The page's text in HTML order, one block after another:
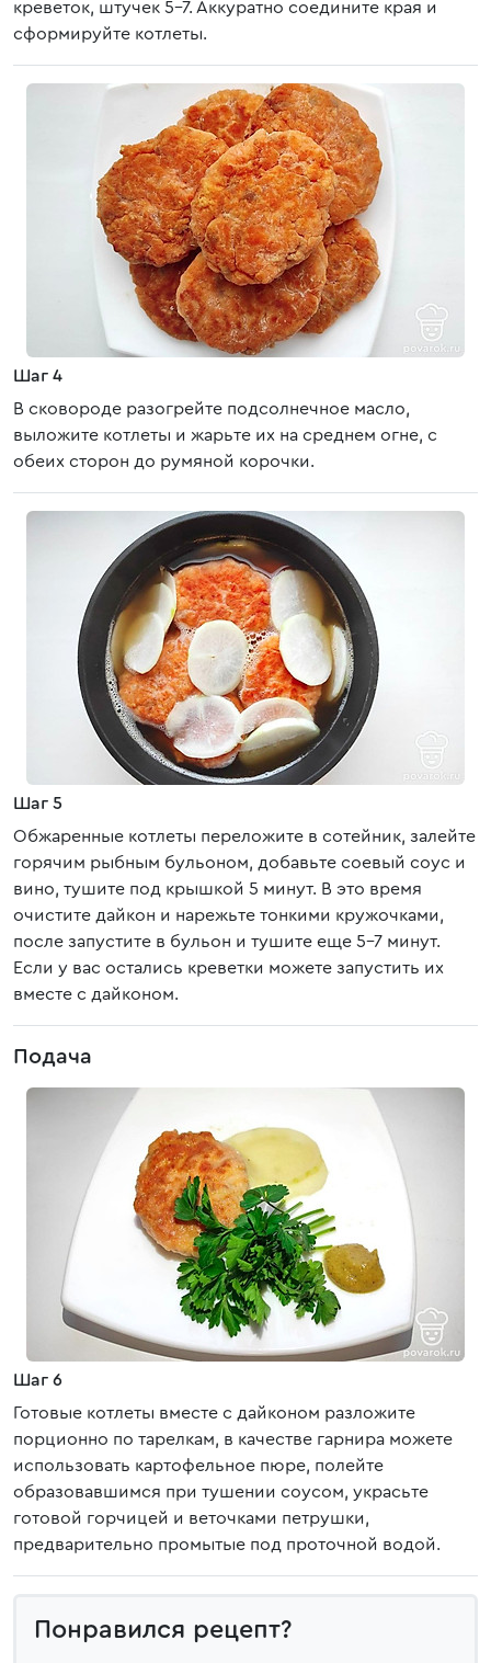
креветок, штучек 5-7. Аккуратно соедините края и
сформируйте котлеты.
Шаг 4
В сковороде разогрейте подсолнечное масло,
выложите котлеты и жарьте их на среднем огне, с
обеих сторон до румяной корочки.
Шаг 5
Обжаренные котлеты переложите в сотейник, залейте
горячим рыбным бульоном, добавьте соевый соус и
вино, тушите под крышкой 5 минут. В это время
очистите дайкон и нарежьте тонкими кружочками,
после запустите в бульон и тушите еще 5-7 минут.
Если у вас остались креветки можете запустить их
вместе с дайконом.
Подача
Шаг 6
Готовые котлеты вместе с дайконом разложите
порционно по тарелкам, в качестве гарнира можете
использовать картофельное пюре, полейте
образовавшимся при тушении соусом, украсьте
готовой горчицей и веточками петрушки,
предварительно промытые под проточной водой.
Понравился рецепт?